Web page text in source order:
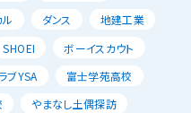
ダンス
地建工業
SHOEI
ボーイスカウト
ブYSA
富士学苑高校
やまなし土偶探訪